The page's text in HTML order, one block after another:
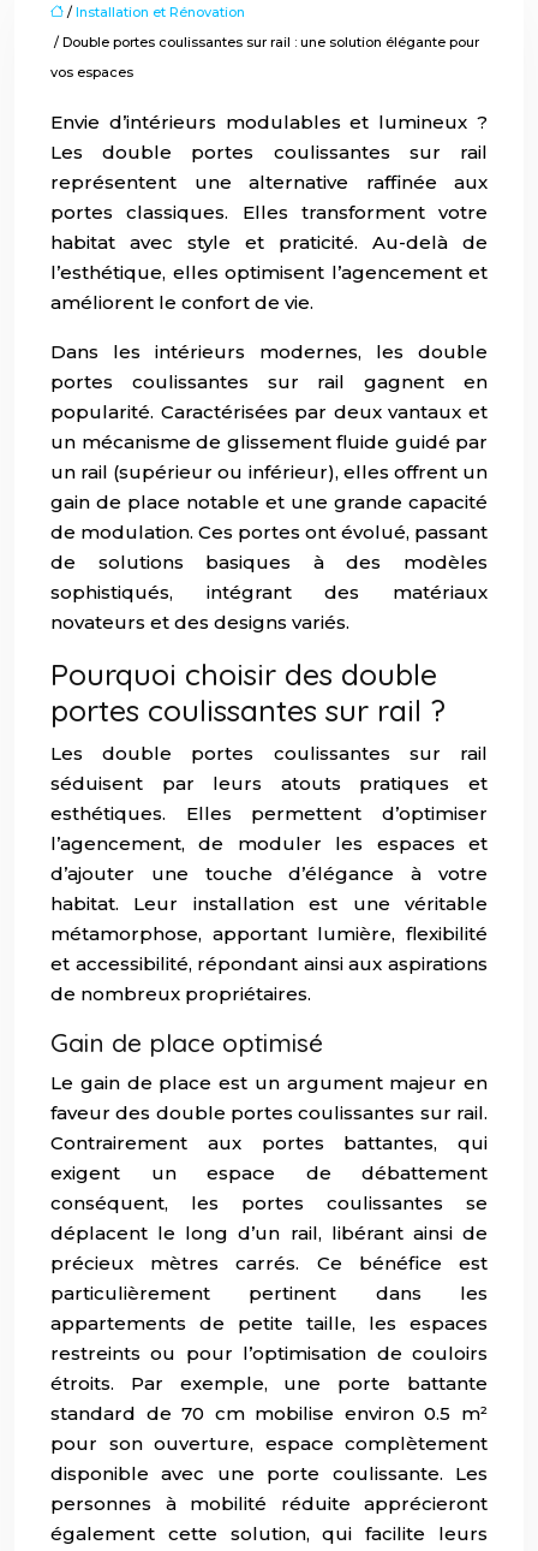
/ Installation et Rénovation
/ Double portes coulissantes sur rail : une solution élégante pour
vos espaces
Envie d’intérieurs modulables et lumineux ?
Les double portes coulissantes sur rail
représentent une alternative raffinée aux
portes classiques. Elles transforment votre
habitat avec style et praticité. Au-delà de
l’esthétique, elles optimisent l’agencement et
améliorent le confort de vie.
Dans les intérieurs modernes, les double
portes coulissantes sur rail gagnent en
popularité. Caractérisées par deux vantaux et
un mécanisme de glissement fluide guidé par
un rail (supérieur ou inférieur), elles offrent un
gain de place notable et une grande capacité
de modulation. Ces portes ont évolué, passant
de solutions basiques à des modèles
sophistiqués, intégrant des matériaux
novateurs et des designs variés.
Pourquoi choisir des double
portes coulissantes sur rail ?
Les double portes coulissantes sur rail
séduisent par leurs atouts pratiques et
esthétiques. Elles permettent d’optimiser
l’agencement, de moduler les espaces et
d’ajouter une touche d’élégance à votre
habitat. Leur installation est une véritable
métamorphose, apportant lumière, flexibilité
et accessibilité, répondant ainsi aux aspirations
de nombreux propriétaires.
Gain de place optimisé
Le gain de place est un argument majeur en
faveur des double portes coulissantes sur rail.
Contrairement aux portes battantes, qui
exigent un espace de débattement
conséquent, les portes coulissantes se
déplacent le long d’un rail, libérant ainsi de
précieux mètres carrés. Ce bénéfice est
particulièrement pertinent dans les
appartements de petite taille, les espaces
restreints ou pour l’optimisation de couloirs
étroits. Par exemple, une porte battante
standard de 70 cm mobilise environ 0.5 m²
pour son ouverture, espace complètement
disponible avec une porte coulissante. Les
personnes à mobilité réduite apprécieront
également cette solution, qui facilite leurs